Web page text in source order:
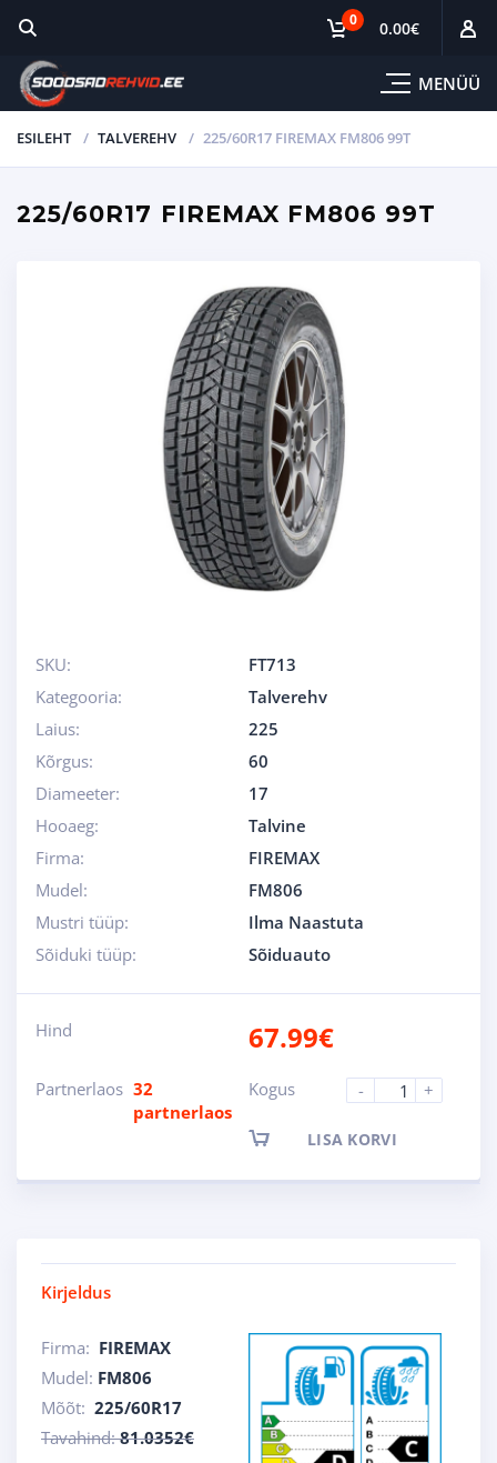
MENÜÜ
0 0.00€
ESILEHT TALVEREHV 225/60R17 FIREMAX FM806 99T
225/60R17 FIREMAX FM806 99T
SKU:
FT713
Kategooria:
Talverehv
Laius:
225
Kõrgus:
60
Diameeter:
17
Hooaeg:
Talvine
Firma:
FIREMAX
Mudel:
FM806
Mustri tüüp:
Ilma Naastuta
Sõiduki tüüp:
Sõiduauto
Hind 67.99€
Partnerlaos 32
partnerlaos
Kogus - +
LISA KORVI
Kirjeldus
Firma: FIREMAX
Mudel: FM806
Mõõt: 225/60R17
Tavahind:81.0352€